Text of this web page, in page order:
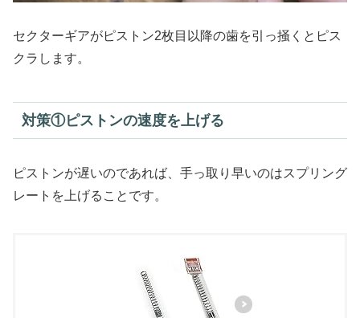
セクターギアがピストン2枚目以降の歯を引っ掻くとピス
クラします。
対策①ピストンの速度を上げる
ピストンが遅いのであれば、手っ取り早いのはスプリング
レートを上げることです。